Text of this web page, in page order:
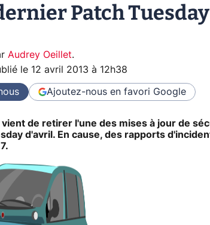
Patch Tuesday
Audrey Oeillet.
le 12 avril 2013 à 12h38
Ajoutez-nous en favori Google
de retirer l'une des mises à jour de
d'avril. En cause, des rapports